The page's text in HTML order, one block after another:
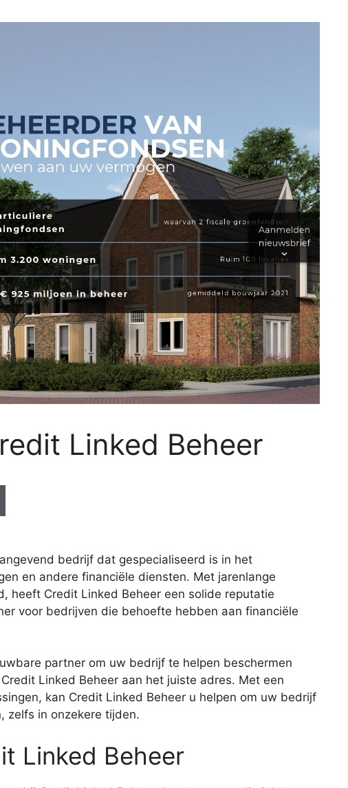
Linked Beheer
bedrijf dat gespecialiseerd is in het
en andere financiële diensten. Met jarenlange
heeft Credit Linked Beheer een solide reputatie
voor bedrijven die behoefte hebben aan financiële
partner om uw bedrijf te helpen beschermen
Linked Beheer aan het juiste adres. Met een
kan Credit Linked Beheer u helpen om uw bedrijf
zelfs in onzekere tijden.
Linked Beheer